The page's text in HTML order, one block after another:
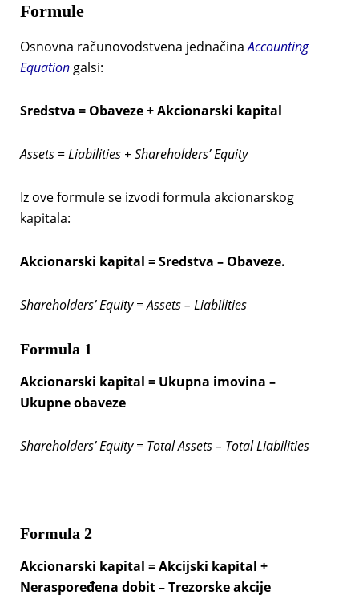
Formule
Osnovna računovodstvena jednačinaAccounting
Equationgalsi:
Sredstva = Obaveze + Akcionarski kapital
Assets = Liabilities + Shareholders’ Equity
Iz ove formule se izvodi formula akcionarskog
kapitala:
Akcionarski kapital = Sredstva – Obaveze.
Shareholders’ Equity = Assets – Liabilities
Formula 1
Akcionarski kapital = Ukupna imovina –
Ukupne obaveze
Shareholders’ Equity = Total Assets – Total Liabilities
Formula 2
Akcionarski kapital = Akcijski kapital +
Neraspoređena dobit – Trezorske akcije